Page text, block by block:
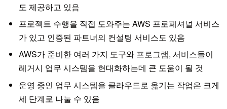
도 제공하고 있음
프로젝트 수행을 직접 도와주는 AWS 프로페셔널 서비스
가 있고 인증된 파트너의 컨설팅 서비스도 있음
AWS가 준비한 여러 가지 도구와 프로그램, 서비스들이
레거시 업무 시스템을 현대화하는데 큰 도움이 될 것
운영 중인 업무 시스템을 클라우드로 옮기는 작업은 크게
세 단계로 나눌 수 있음